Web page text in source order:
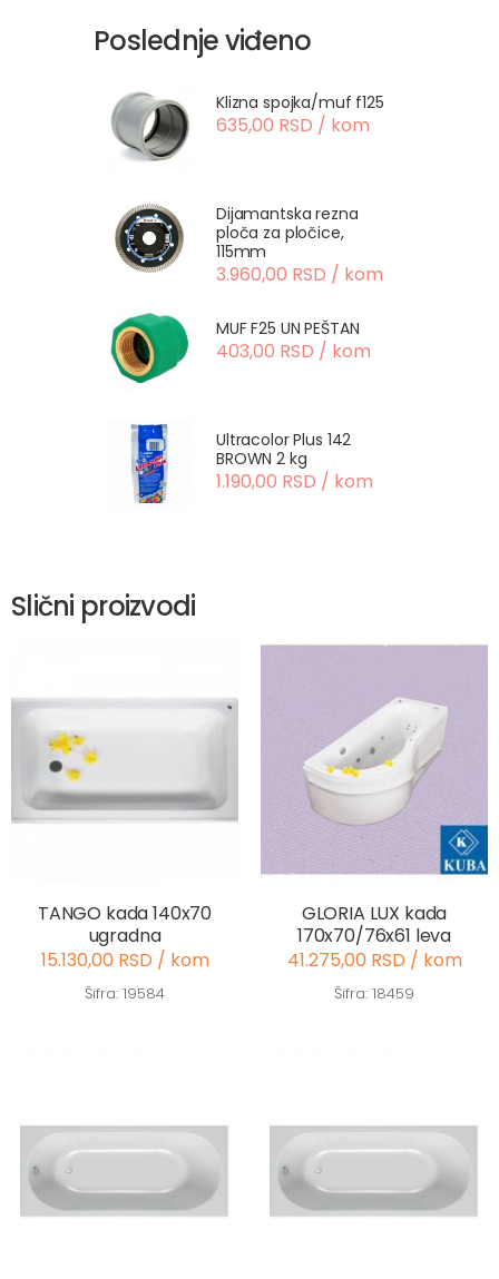
Poslednje viđeno
Klizna spojka/muf f125
635,00 RSD / kom
Dijamantska rezna
ploča za pločice,
115mm
3.960,00 RSD / kom
MUF F25 UN PEŠTAN
403,00 RSD / kom
Ultracolor Plus 142
BROWN 2 kg
1.190,00 RSD / kom
Slični proizvodi
TANGO kada 140x70
ugradna
15.130,00 RSD / kom
Šifra: 19584
GLORIA LUX kada
170x70/76x61 leva
41.275,00 RSD / kom
Šifra: 18459